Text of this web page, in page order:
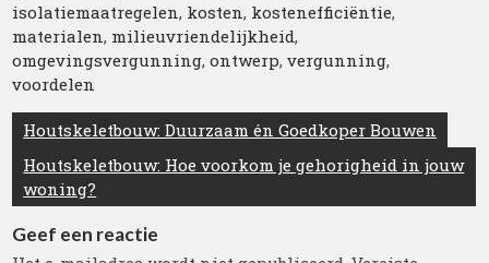
isolatiemaatregelen, kosten, kostenefficiëntie,
materialen, milieuvriendelijkheid,
omgevingsvergunning,ontwerp,vergunning,
voordelen
Berichtnavigatie
Houtskeletbouw: Duurzaam én Goedkoper Bouwen
Houtskeletbouw: Hoe voorkom je gehorigheid in jouw
woning?
Geef een reactie